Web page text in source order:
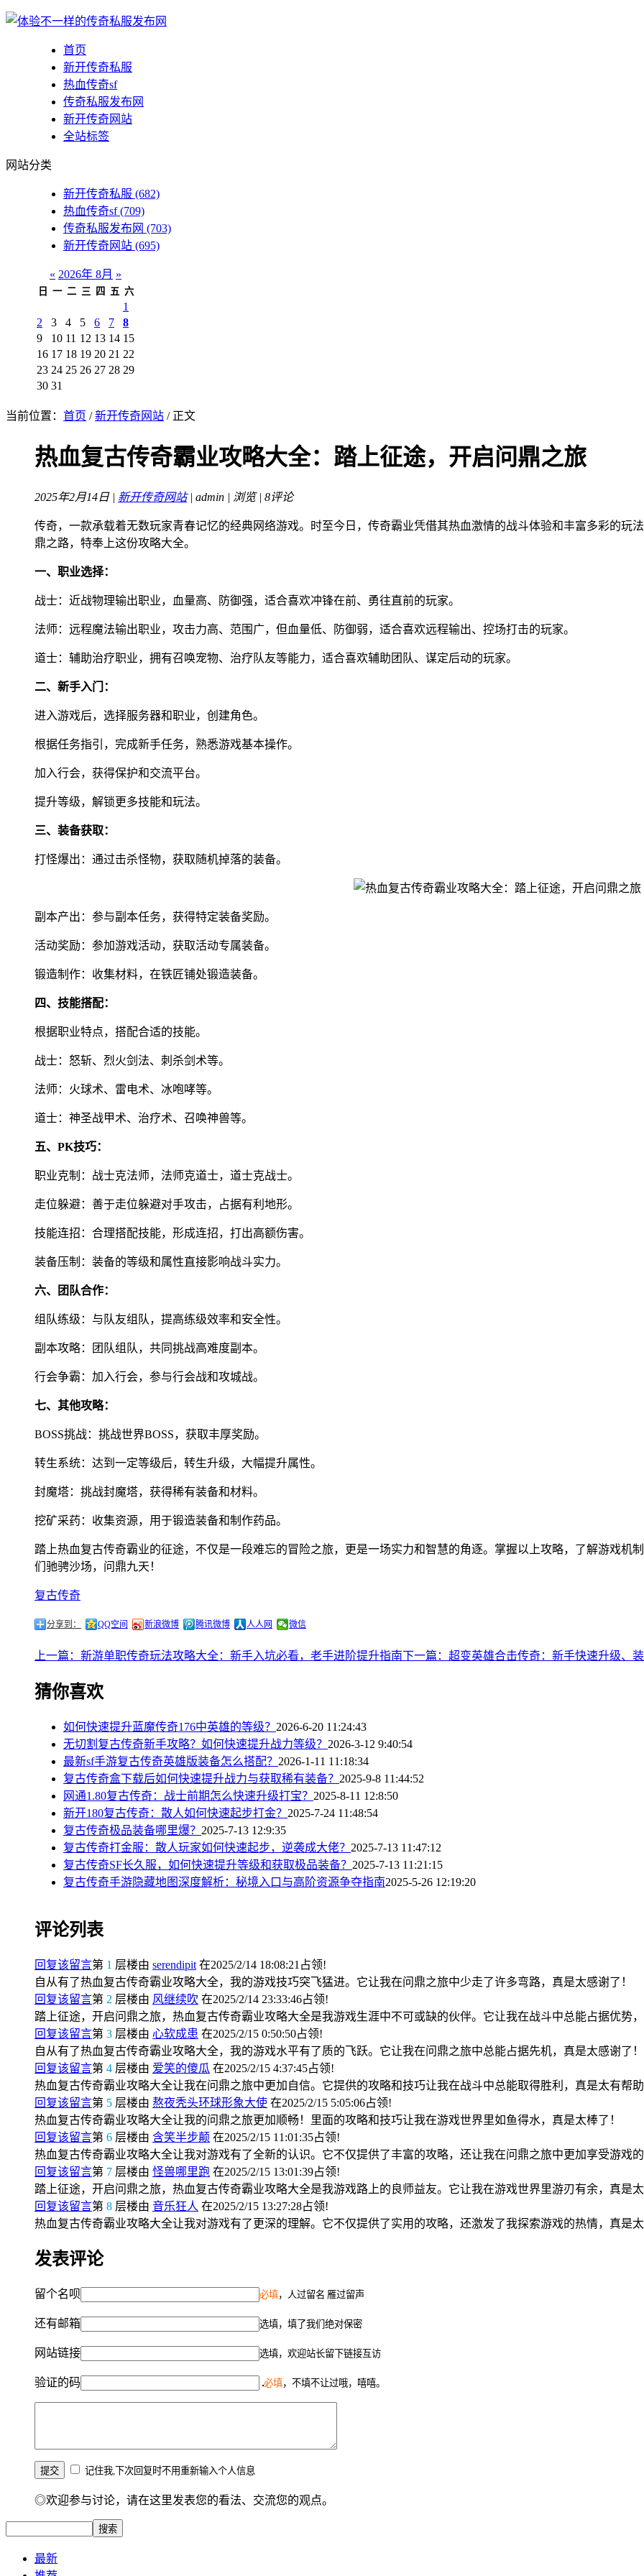
首页
新开传奇私服
热血传奇sf
传奇私服发布网
新开传奇网站
全站标签
网站分类
新开传奇私服 (682)
热血传奇sf(709)
传奇私服发布网 (703)
新开传奇网站 (695)
« 2026年 8月 »
日 一 二 三 四 五 六
1
2
3 4 5 6 7
8
9
10 11 12 13 14 15
16 17 18 19 20 21 22
23 24 25 26 27 28 29
30 31
当前位置： 首页 /新开传奇网站 / 正文
热血复古传奇霸业攻略大全：踏上征途，开启问鼎之旅
2025年2月14日 | 新开传奇网站| admin | 浏览 | 8评论
传奇，一款承载着无数玩家青春记忆的经典网络游戏。时至今日，传奇霸业凭借其热血激情的战斗体验和丰富多彩的玩
鼎之路，特奉上这份攻略大全。
一、职业选择：
战士：近战物理输出职业，血量高、防御强，适合喜欢冲锋在前、勇往直前的玩家。
法师：远程魔法输出职业，攻击力高、范围广，但血量低、防御弱，适合喜欢远程输出、控场打击的玩家。
道士：辅助治疗职业，拥有召唤宠物、治疗队友等能力，适合喜欢辅助团队、谋定后动的玩家。
二、新手入门：
进入游戏后，选择服务器和职业，创建角色。
根据任务指引，完成新手任务，熟悉游戏基本操作。
加入行会，获得保护和交流平台。
提升等级，解锁更多技能和玩法。
三、装备获取：
打怪爆出：通过击杀怪物，获取随机掉落的装备。
副本产出：参与副本任务，获得特定装备奖励。
活动奖励：参加游戏活动，获取活动专属装备。
锻造制作：收集材料，在铁匠铺处锻造装备。
四、技能搭配：
根据职业特点，搭配合适的技能。
战士：怒斩、烈火剑法、刺杀剑术等。
法师：火球术、雷电术、冰咆哮等。
道士：神圣战甲术、治疗术、召唤神兽等。
五、PK技巧：
职业克制：战士克法师，法师克道士，道士克战士。
走位躲避：善于走位躲避对手攻击，占据有利地形。
技能连招：合理搭配技能，形成连招，打出高额伤害。
装备压制：装备的等级和属性直接影响战斗实力。
六、团队合作：
组队练级：与队友组队，提高练级效率和安全性。
副本攻略：团队组队，共同挑战高难度副本。
行会争霸：加入行会，参与行会战和攻城战。
七、其他攻略：
BOSS挑战：挑战世界BOSS，获取丰厚奖励。
转生系统：达到一定等级后，转生升级，大幅提升属性。
封魔塔：挑战封魔塔，获得稀有装备和材料。
挖矿采药：收集资源，用于锻造装备和制作药品。
踏上热血复古传奇霸业的征途，不仅是一段难忘的冒险之旅，更是一场实力和智慧的角逐。掌握以上攻略，了解游戏机
们驰骋沙场，问鼎九天！
复古传奇
分享到： QQ空间 新浪微博 腾讯微博 人人网 微信
上一篇：新游单职传奇玩法攻略大全：新手入坑必看，老手进阶提升指南下一篇：超变英雄合击传奇：新手快速升级、
猜你喜欢
如何快速提升蓝魔传奇176中英雄的等级？ 2026-6-20 11:24:43
无切割复古传奇新手攻略？如何快速提升战力等级？ 2026-3-12 9:40:54
最新sf手游复古传奇英雄版装备怎么搭配？ 2026-1-11 11:18:34
复古传奇盒下载后如何快速提升战力与获取稀有装备？ 2025-9-8 11:44:52
网通1.80复古传奇：战士前期怎么快速升级打宝？ 2025-8-11 12:8:50
新开180复古传奇：散人如何快速起步打金？ 2025-7-24 11:48:54
复古传奇极品装备哪里爆？ 2025-7-13 12:9:35
复古传奇打金服：散人玩家如何快速起步，逆袭成大佬？ 2025-7-13 11:47:12
复古传奇SF长久服，如何快速提升等级和获取极品装备？ 2025-7-13 11:21:15
复古传奇手游隐藏地图深度解析：秘境入口与高阶资源争夺指南2025-5-26 12:19:20
评论列表
回复该留言第 1 层楼由 serendipit 在2025/2/14 18:08:21占领!
自从有了热血复古传奇霸业攻略大全，我的游戏技巧突飞猛进。它让我在问鼎之旅中少走了许多弯路，真是太感谢了！
回复该留言第 2 层楼由 风继续吹 在2025/2/14 23:33:46占领!
踏上征途，开启问鼎之旅，热血复古传奇霸业攻略大全是我游戏生涯中不可或缺的伙伴。它让我在战斗中总能占据优势，
回复该留言第 3 层楼由 心软成患 在2025/2/15 0:50:50占领!
自从有了热血复古传奇霸业攻略大全，我的游戏水平有了质的飞跃。它让我在问鼎之旅中总能占据先机，真是太感谢了！
回复该留言第 4 层楼由 爱笑的傻瓜 在2025/2/15 4:37:45占领!
热血复古传奇霸业攻略大全让我在问鼎之旅中更加自信。它提供的攻略和技巧让我在战斗中总能取得胜利，真是太有帮助
回复该留言第 5 层楼由 熬夜秃头环球形象大使 在2025/2/15 5:05:06占领!
热血复古传奇霸业攻略大全让我的问鼎之旅更加顺畅！里面的攻略和技巧让我在游戏世界里如鱼得水，真是太棒了！
回复该留言第 6 层楼由 含笑半步颠 在2025/2/15 11:01:35占领!
热血复古传奇霸业攻略大全让我对游戏有了全新的认识。它不仅提供了丰富的攻略，还让我在问鼎之旅中更加享受游戏的
回复该留言第 7 层楼由 怪兽哪里跑 在2025/2/15 13:01:39占领!
踏上征途，开启问鼎之旅，热血复古传奇霸业攻略大全是我游戏路上的良师益友。它让我在游戏世界里游刃有余，真是太
回复该留言第 8 层楼由 音乐狂人 在2025/2/15 13:27:28占领!
热血复古传奇霸业攻略大全让我对游戏有了更深的理解。它不仅提供了实用的攻略，还激发了我探索游戏的热情，真是太
发表评论
留个名呗 必填，人过留名 雁过留声
还有邮箱 选填，填了我们绝对保密
网站链接 选填，欢迎站长留下链接互访
验证的码 必填，不填不让过哦，嘻嘻。
记住我,下次回复时不用重新输入个人信息
◎欢迎参与讨论，请在这里发表您的看法、交流您的观点。
最新